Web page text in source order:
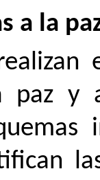
a la
paz y